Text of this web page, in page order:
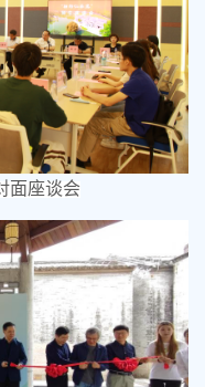
面座谈会